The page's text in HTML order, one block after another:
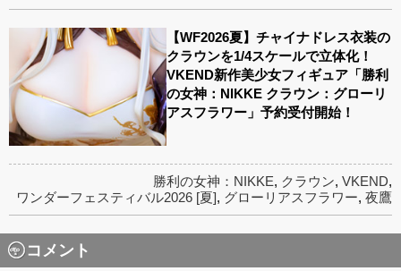
【WF2026夏】チャイナドレス衣装の
クラウンを1/4スケールで立体化！
VKEND新作美少女フィギュア「勝利
の女神：NIKKE クラウン：グローリ
アスフラワー」予約受付開始！
勝利の女神：NIKKE, クラウン, VKEND,
ワンダーフェスティバル2026 [夏], グローリアスフラワー, 夜鷹
コメント